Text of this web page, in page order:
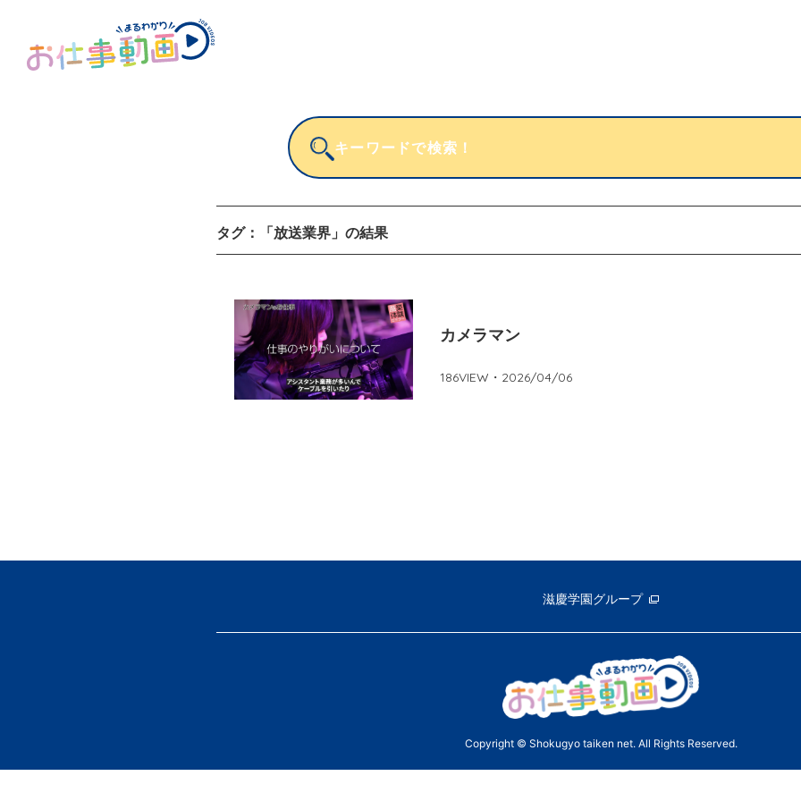
タグ： 「放送業界」 の結果
カメラマン
186VIEW・ 2026/04/06
滋慶学園グループ
Copyright © Shokugyo taiken net. All Rights Reserved.